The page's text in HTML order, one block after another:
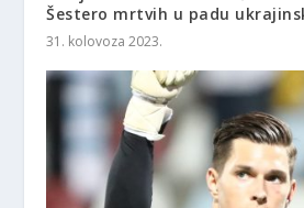
Šestero mrtvih u padu
31. kolovoza 2023.